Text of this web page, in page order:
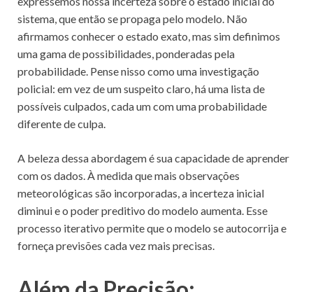
sistema, que então se propaga pelo modelo. Não
afirmamos conhecer o estado exato, mas sim definimos
uma gama de possibilidades, ponderadas pela
probabilidade. Pense nisso como uma investigação
policial: em vez de um suspeito claro, há uma lista de
possíveis culpados, cada um com uma probabilidade
diferente de culpa.
A beleza dessa abordagem é sua capacidade de aprender
com os dados. À medida que mais observações
meteorológicas são incorporadas, a incerteza inicial
diminui e o poder preditivo do modelo aumenta. Esse
processo iterativo permite que o modelo se autocorrija e
forneça previsões cada vez mais precisas.